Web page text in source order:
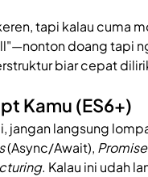
tapi kalau cuma
doang tapi
biar cepat
Kamu (ES6+)
jangan langsung
(Async/Await),
. Kalau ini udah